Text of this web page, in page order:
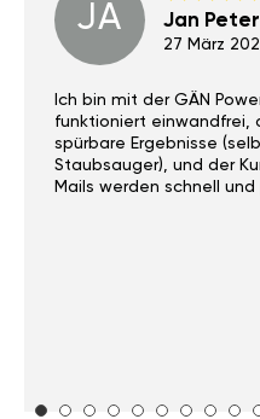
JA Jan
27 März
Ich bin mit der GÄN
funktioniert einwandfrei,
spürbare Ergebnisse
Staubsauger), und der
Mails werden schnell